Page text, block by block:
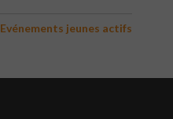
Evénements jeunes actifs